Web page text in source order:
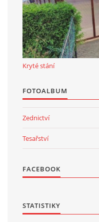
Kryté stání
FOTOALBUM
Zednictví
Tesařství
FACEBOOK
STATISTIKY